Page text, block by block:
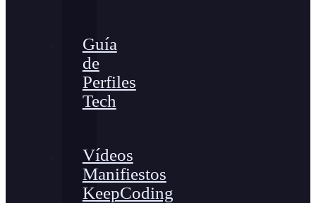
Guía
de
Perfiles
Tech
Vídeos
Manifiestos
KeepCoding